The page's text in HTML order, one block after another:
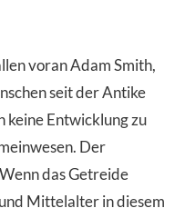
voran Adam Smith,
seit der Antike
keine Entwicklung zu
Der
das Getreide
Mittelalter in diesem